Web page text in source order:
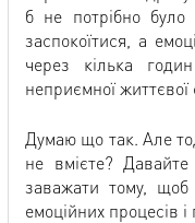
б не потрібно було
заспокоїтися, а
через кілька
неприємної життєвої
Думаю що так. Але
не вмієте?
заважати тому, щоб
емоційних процесів